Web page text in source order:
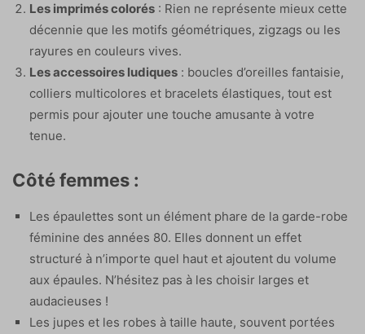
Les imprimés colorés : Rien ne représente mieux cette
décennie que les motifs géométriques, zigzags ou les
rayures en couleurs vives.
Les accessoires ludiques : boucles d’oreilles fantaisie,
colliers multicolores et bracelets élastiques, tout est
permis pour ajouter une touche amusante à votre
tenue.
Côté femmes :
Les épaulettes sont un élément phare de la garde-robe
féminine des années 80. Elles donnent un effet
structuré à n’importe quel haut et ajoutent du volume
aux épaules. N’hésitez pas à les choisir larges et
audacieuses !
Les jupes et les robes à taille haute, souvent portées